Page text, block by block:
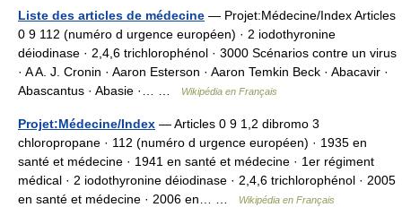
Liste des articles de médecine — Projet:Médecine/Index Articles
0 9 112 (numéro d urgence européen) · 2 iodothyronine
déiodinase · 2,4,6 trichlorophénol · 3000 Scénarios contre un virus
· A A. J. Cronin · Aaron Esterson · Aaron Temkin Beck · Abacavir ·
Abascantus · Abasie ·… …
Wikipédia en Français
Projet:Médecine/Index — Articles 0 9 1,2 dibromo 3
chloropropane · 112 (numéro d urgence européen) · 1935 en
santé et médecine · 1941 en santé et médecine · 1er régiment
médical · 2 iodothyronine déiodinase · 2,4,6 trichlorophénol · 2005
en santé et médecine · 2006 en… …
Wikipédia en Français